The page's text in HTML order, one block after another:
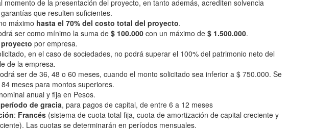
momento de la presentación del proyecto, en tanto además, acrediten solvencia
que resulten suficientes.
máximo hasta el 70% del costo total del proyecto.
ser como mínimo la suma de $ 100.000 con un máximo de $ 1.500.000.
por empresa.
en el caso de sociedades, no podrá superar el 100% del patrimonio neto del
de la empresa.
ser de 36, 48 o 60 meses, cuando el monto solicitado sea inferior a $ 750.000. Se
meses para montos superiores.
anual y fija en Pesos.
período de gracia, para pagos de capital, de entre 6 a 12 meses
: Francés (sistema de cuota total fija, cuota de amortización de capital creciente y
Las cuotas se determinarán en períodos mensuales.